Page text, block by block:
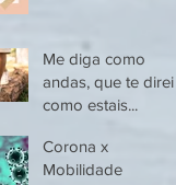
Me diga como
andas, que te direis
como estais...
Corona x
Mobilidade